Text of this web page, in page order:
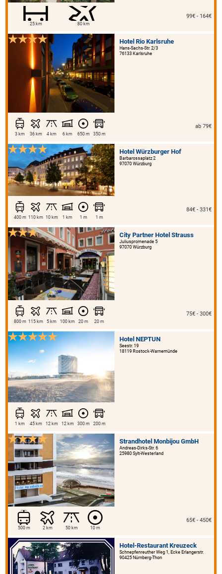
25 km 80 km
99€ - 164€
Hotel Rio Karlsruhe
Hans-Sachs-Str. 2/3
76133 Karlsruhe
3 km 36 km 4 km 6 km 650 m 350 m
ab 79€
Hotel Würzburger Hof
Barbarossaplatz 2
97070 Würzburg
400 m 110 km 10 km 1 km 1 m 1 m
84€ - 331€
City Partner Hotel Strauss
Juliuspromenade 5
97070 Würzburg
800 m 115 km 5 km 100 km 20 m 20 m
75€ - 300€
Hotel NEPTUN
Seestr. 19
18119 Rostock-Warnemünde
1 km 45 km 12 km 12 km 300 m 200 m
Strandhotel Monbijou GmbH
Andreas-Dirks-Str. 6
25980 Sylt-Westerland
500 m 2 km 50 km 10 m
65€ - 450€
Hotel-Restaurant Kreuzeck
Schnepfenreuther Weg 1, Ecke Erlangerstr.
90425 Nürnberg-Thon